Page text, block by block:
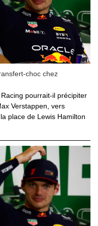
choc chez
pourrait-il précipiter
Verstappen, vers
place de Lewis Hamilton